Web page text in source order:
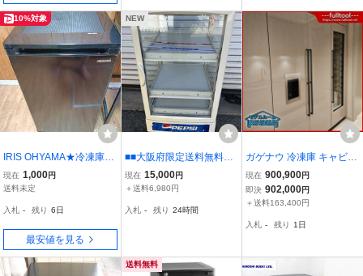
10%対象
IRIS OHYAMA★冷凍庫★I
USD-6A-B★60L★ノンフ
ロン冷凍庫★2020年製★
現在 1,000円
送料未定
入札 - 残り 6日
最安値を見る
NEW
■■大阪府限定送料無料★
即日発送 SANYO★SMR-
C75CH3★卓上型 HOT&
ース 68L 100V サンヨー
現在 15,000円
＋送料6,980円
入札 - 残り 24時間
ガゲナウ 冷凍庫 キャビネ
ット付き ビルトイン モデ
ルルーム展示品 特注品 高
級キッチン設備 モダン 12
現在 900,900円
即決 902,000円
＋送料163,400円
入札 - 残り 1日
送料無料